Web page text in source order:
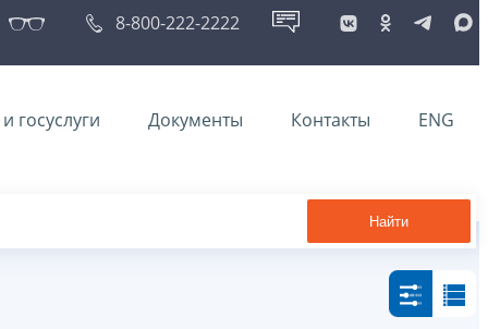
8-800-222-2222
госуслуги Документы Контакты ENG
Найти